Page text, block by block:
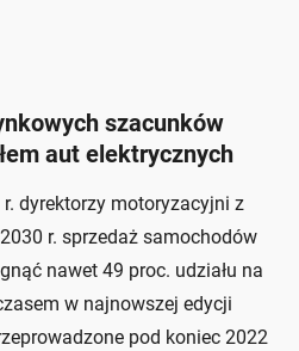
szacunków
aut elektrycznych
dyrektorzy motoryzacyjni z
r. sprzedaż samochodów
nawet 49 proc. udziału na
w najnowszej edycji
pod koniec 2022